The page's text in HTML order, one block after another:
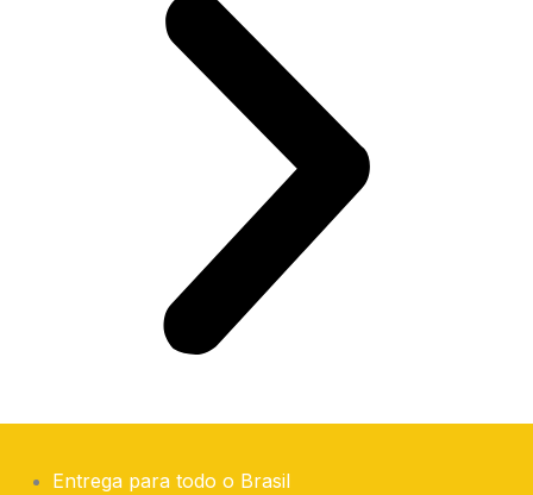
Entrega para todo o Brasil